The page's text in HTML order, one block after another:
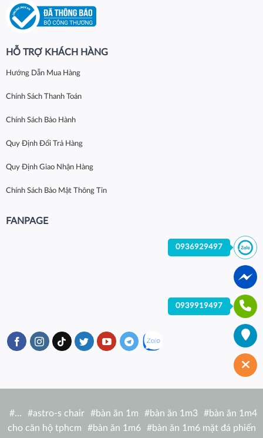
HỖ TRỢ KHÁCH HÀNG
Hướng Dẫn Mua Hàng
Chính Sách Thanh Toán
Chính Sách Bảo Hành
Quy Định Đổi Trả Hàng
Quy Định Giao Nhận Hàng
Chính Sách Bảo Mật Thông Tin
FANPAGE
#… #astro-s chair #bàn ăn 1m #bàn ăn 1m3 #bàn ăn 1m4
cho căn hộ tphcm
#bàn ăn 1m6 #bàn ăn 1m6 mặt đá phiến
0936929497
0939919497